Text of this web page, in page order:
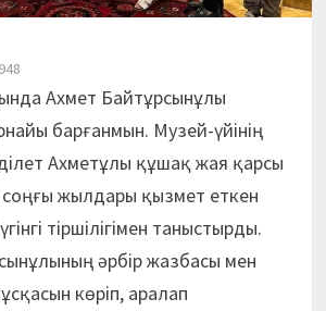
948
Ахмет Байтұрсынұлы
барғанмын. Музей-үйінің
Ахметұлы құшақ жая қарсы
соңғы жылдары қызмет еткен
тіршілігімен таныстырды.
әрбір жазбасы мен
көріп, аралап